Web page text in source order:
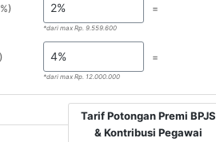
*dari max Rp. 9.559.600
=
*dari max Rp. 12.000.000
=
Tarif Potongan Premi BPJS
& Kontribusi Pegawai